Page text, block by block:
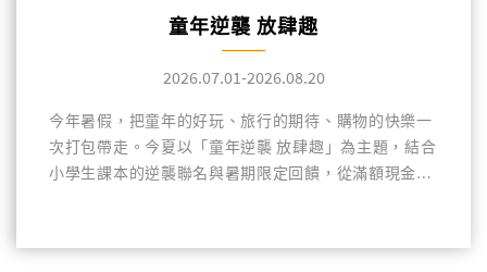
童年逆襲 放肆趣
2026.07.01-2026.08.20
今年暑假，把童年的好玩、旅行的期待、購物的快樂一
次打包帶走。今夏以「童年逆襲 放肆趣」為主題，結合
小學生課本的逆襲聯名與暑期限定回饋，從滿額現金折